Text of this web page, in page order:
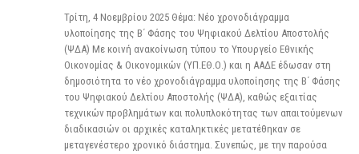
Τρίτη, 4 Νοεμβρίου 2025 Θέμα: Νέο χρονοδιάγραμμα
υλοποίησης της Β΄ Φάσης του Ψηφιακού Δελτίου Αποστολής
(ΨΔΑ) Με κοινή ανακοίνωση τύπου το Υπουργείο Εθνικής
Οικονομίας & Οικονομικών (ΥΠ.ΕΘ.Ο.) και η ΑΑΔΕ έδωσαν στη
δημοσιότητα το νέο χρονοδιάγραμμα υλοποίησης της Β΄ Φάσης
του Ψηφιακού Δελτίου Αποστολής (ΨΔΑ), καθώς εξαιτίας
τεχνικών προβλημάτων και πολυπλοκότητας των απαιτούμενων
διαδικασιών οι αρχικές καταληκτικές μετατέθηκαν σε
μεταγενέστερο χρονικό διάστημα. Συνεπώς, με την παρούσα